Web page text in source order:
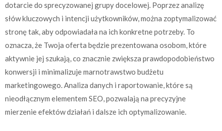
dotarcie do sprecyzowanej grupy docelowej. Poprzez analizę
słów kluczowych i intencji użytkowników, można zoptymalizować
stronę tak, aby odpowiadała na ich konkretne potrzeby. To
oznacza, że Twoja oferta będzie prezentowana osobom, które
aktywnie jej szukają, co znacznie zwiększa prawdopodobieństwo
konwersji i minimalizuje marnotrawstwo budżetu
marketingowego. Analiza danych i raportowanie, które są
nieodłącznym elementem SEO, pozwalają na precyzyjne
mierzenie efektów działań i dalsze ich optymalizowanie.